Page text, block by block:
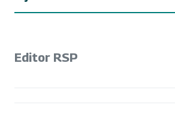
Editor RSP